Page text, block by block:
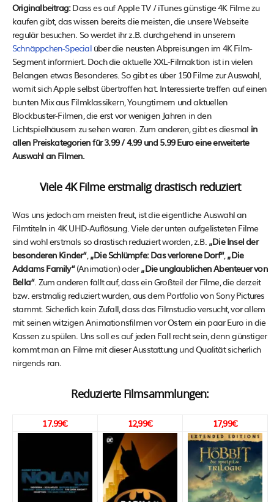
Originalbeitrag:Dass es auf Apple TV / iTunes günstige 4K Filme zu
kaufen gibt, das wissen bereits die meisten, die unsere Webseite
regulär besuchen. So werdet ihr z.B. durchgehend in unserem
Schnäppchen-Specialüber die neusten Abpreisungen im 4K Film-
Segment informiert. Doch die aktuelle XXL-Filmaktion ist in vielen
Belangen etwas Besonderes. So gibt es über 150 Filme zur Auswahl,
womit sich Apple selbst übertroffen hat. Interessierte treffen auf einen
bunten Mix aus Filmklassikern, Youngtimern und aktuellen
Blockbuster-Filmen, die erst vor wenigen Jahren in den
Lichtspielhäusern zu sehen waren. Zum anderen, gibt es diesmal in
allen Preiskategorien für 3.99 / 4.99 und 5.99 Euro eine erweiterte
Auswahl an Filmen.
Viele 4K Filme erstmalig drastisch reduziert
Was uns jedoch am meisten freut, ist die eigentliche Auswahl an
Filmtiteln in 4K UHD-Auflösung. Viele der unten aufgelisteten Filme
sind wohl erstmals so drastisch reduziert worden, z.B. „Die Insel der
besonderen Kinder“, „Die Schlümpfe: Das verlorene Dorf“, „Die
Addams Family“(Animation) oder„Die unglaublichen Abenteuer von
Bella“. Zum anderen fällt auf, dass ein Großteil der Filme, die derzeit
bzw. erstmalig reduziert wurden, aus dem Portfolio von Sony Pictures
stammt. Sicherlich kein Zufall, dass das Filmstudio versucht, vor allem
mit seinen witzigen Animationsfilmen vor Ostern ein paar Euro in die
Kassen zu spülen. Uns soll es auf jeden Fall recht sein, denn günstiger
kommt man an Filme mit dieser Ausstattung und Qualität sicherlich
nirgends ran.
Reduzierte Filmsammlungen:
17.99€ 12,99€ 17,99€